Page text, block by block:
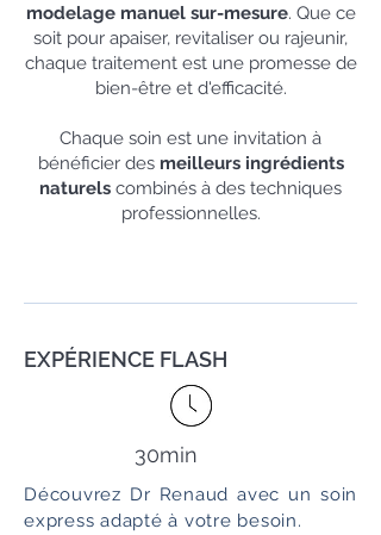
modelage manuel sur-mesure. Que ce
soit pour apaiser, revitaliser ou rajeunir,
chaque traitement est une promesse de
bien-être et d'efficacité.
Chaque soin est une invitation à
bénéficier des meilleurs ingrédients
naturels combinés à des techniques
professionnelles.
EXPÉRIENCE FLASH
30min
Découvrez Dr Renaud avec un soin
express adapté à votre besoin.